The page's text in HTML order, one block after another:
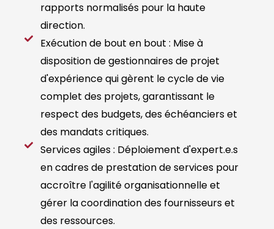
rapports normalisés pour la haute
direction.
Exécution de bout en bout : Mise à
disposition de gestionnaires de projet
d'expérience qui gèrent le cycle de vie
complet des projets, garantissant le
respect des budgets, des échéanciers et
des mandats critiques.
Services agiles : Déploiement d'expert.e.s
en cadres de prestation de services pour
accroître l'agilité organisationnelle et
gérer la coordination des fournisseurs et
des ressources.